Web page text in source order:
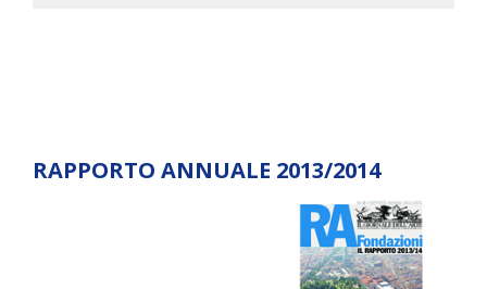
RAPPORTO ANNUALE 2013/2014